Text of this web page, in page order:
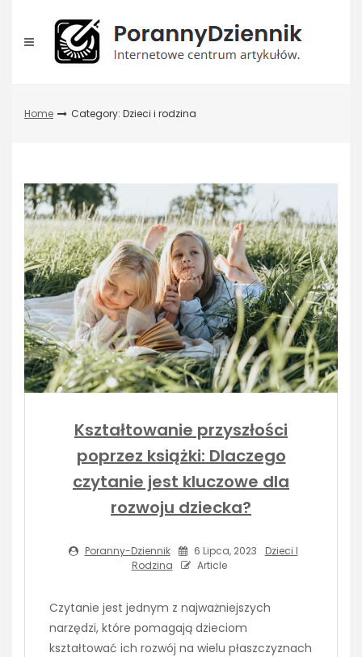
content
Home Category: Dzieci i rodzina
Kształtowanie przyszłości
poprzez książki: Dlaczego
czytanie jest kluczowe dla
rozwoju dziecka?
Poranny-Dziennik 6 Lipca, 2023
Dzieci I
Rodzina
Article
Czytanie jest jednym z najważniejszych
narzędzi, które pomagają dzieciom
kształtować ich rozwój na wielu płaszczyznach